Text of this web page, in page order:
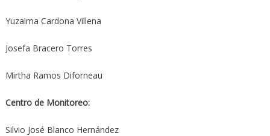
Yuzaima Cardona Villena
Josefa Bracero Torres
Mirtha Ramos Diforneau
Centro de Monitoreo:
Silvio José Blanco Hernández